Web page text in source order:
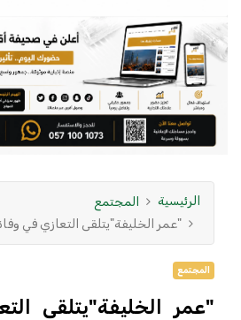
الرئيسية
المجتمع
"عمر الخليفة"يتلقى التعازي في
المجتمع
"عمر الخليفة"يتلقى